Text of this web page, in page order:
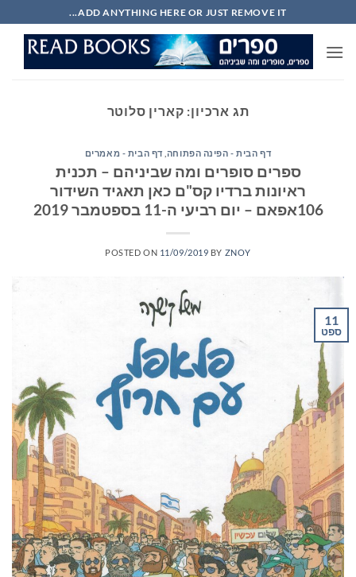
to
content
ADD ANYTHING HERE OR JUST REMOVE IT...
תג ארכיון: קארין סלוטר
דף הבית - הפינה הפתוחה דף הבית - מאמרים
ספרים סופרים ומה שביניהם – תכנית
ראיונות ברדיו קס"ם כאן תאגיד השידור
106אפאם – יום רביעי ה-11 בספטמבר 2019
POSTED ON 11/09/2019 BY ZNOY
11
ספט